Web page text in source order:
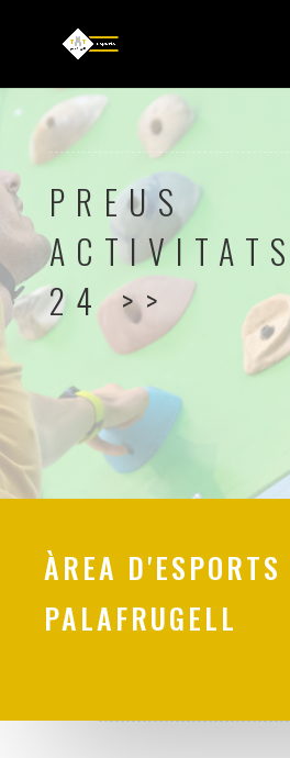
PREUS
24 >>
ÀREA D'ESPORTS
PALAFRUGELL